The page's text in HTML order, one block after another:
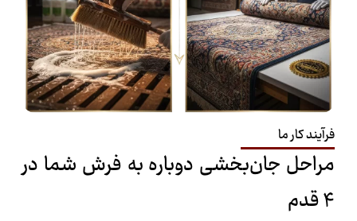
فرآیند کار ما
مراحل جان‌بخشی دوباره به فرش شما در
۴ قدم